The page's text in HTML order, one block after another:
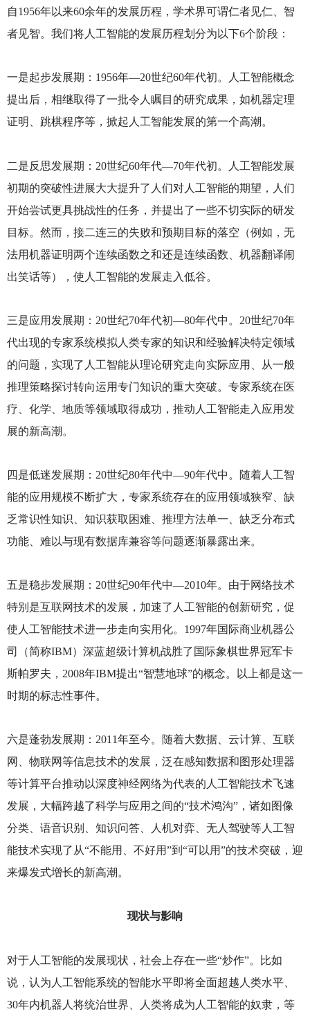
自1956年以来60余年的发展历程，学术界可谓仁者见仁、智
者见智。我们将人工智能的发展历程划分为以下6个阶段：
一是起步发展期：1956年—20世纪60年代初。人工智能概念
提出后，相继取得了一批令人瞩目的研究成果，如机器定理
证明、跳棋程序等，掀起人工智能发展的第一个高潮。
二是反思发展期：20世纪60年代—70年代初。人工智能发展
初期的突破性进展大大提升了人们对人工智能的期望，人们
开始尝试更具挑战性的任务，并提出了一些不切实际的研发
目标。然而，接二连三的失败和预期目标的落空（例如，无
法用机器证明两个连续函数之和还是连续函数、机器翻译闹
出笑话等），使人工智能的发展走入低谷。
三是应用发展期：20世纪70年代初—80年代中。20世纪70年
代出现的专家系统模拟人类专家的知识和经验解决特定领域
的问题，实现了人工智能从理论研究走向实际应用、从一般
推理策略探讨转向运用专门知识的重大突破。专家系统在医
疗、化学、地质等领域取得成功，推动人工智能走入应用发
展的新高潮。
四是低迷发展期：20世纪80年代中—90年代中。随着人工智
能的应用规模不断扩大，专家系统存在的应用领域狭窄、缺
乏常识性知识、知识获取困难、推理方法单一、缺乏分布式
功能、难以与现有数据库兼容等问题逐渐暴露出来。
五是稳步发展期：20世纪90年代中—2010年。由于网络技术
特别是互联网技术的发展，加速了人工智能的创新研究，促
使人工智能技术进一步走向实用化。1997年国际商业机器公
司（简称IBM）深蓝超级计算机战胜了国际象棋世界冠军卡
斯帕罗夫，2008年IBM提出“智慧地球”的概念。以上都是这一
时期的标志性事件。
六是蓬勃发展期：2011年至今。随着大数据、云计算、互联
网、物联网等信息技术的发展，泛在感知数据和图形处理器
等计算平台推动以深度神经网络为代表的人工智能技术飞速
发展，大幅跨越了科学与应用之间的“技术鸿沟”，诸如图像
分类、语音识别、知识问答、人机对弈、无人驾驶等人工智
能技术实现了从“不能用、不好用”到“可以用”的技术突破，迎
来爆发式增长的新高潮。
现状与影响
对于人工智能的发展现状，社会上存在一些“炒作”。比如
说，认为人工智能系统的智能水平即将全面超越人类水平、
30年内机器人将统治世界、人类将成为人工智能的奴隶，等